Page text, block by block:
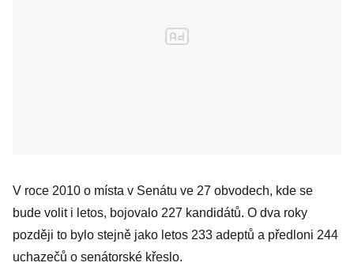
V roce 2010 o místa v Senátu ve 27 obvodech, kde se
bude volit i letos, bojovalo 227 kandidátů. O dva roky
později to bylo stejně jako letos 233 adeptů a předloni 244
uchazečů o senátorské křeslo.